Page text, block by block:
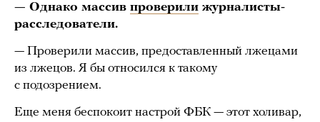
— Однако массив проверили журналисты-
расследователи.
— Проверили массив, предоставленный лжецами
из лжецов. Я бы относился к такому
с подозрением.
Еще меня беспокоит настрой ФБК — этот холивар,